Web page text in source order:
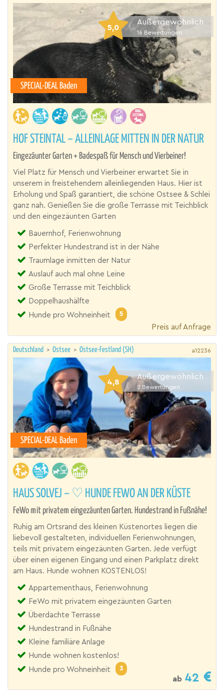
5,0
Außergewöhnlich
16 Bewertungen
SPECIAL-DEAL Baden
HOF STEINTAL – ALLEINLAGE MITTEN IN DER NATUR
Eingezäunter Garten + Badespaß für Mensch und Vierbeiner!
Viel Platz für Mensch und Vierbeiner erwartet Sie in
unserem in freistehendem alleinliegenden Haus. Hier ist
Erholung und Spaß garantiert, die schöne Ostsee & Schlei
ganz nah. Genießen Sie die große Terrasse mit Teichblick
und den eingezäunten Garten
Bauernhof, Ferienwohnung
Perfekter Hundestrand ist in der Nähe
Traumlage inmitten der Natur
Auslauf auch mal ohne Leine
Große Terrasse mit Teichblick
Doppelhaushälfte
Hunde pro Wohneinheit
5
Preis auf Anfrage
Deutschland > Ostsee > Ostsee-Festland (SH) a12236
4,8
Außergewöhnlich
2 Bewertungen
SPECIAL-DEAL Baden
HAUS SOLVEJ – ♡ HUNDE FEWO AN DER KÜSTE
FeWo mit privatem eingezäunten Garten. Hundestrand in Fußnähe!
Ruhig am Ortsrand des kleinen Küstenortes liegen die
liebevoll gestalteten, individuellen Ferienwohnungen,
teils mit privatem eingezäunten Garten. Jede verfügt
über einen eigenen Eingang und einen Parkplatz direkt
am Haus. Hunde wohnen KOSTENLOS!
Appartementhaus, Ferienwohnung
FeWo mit privatem eingezäunten Garten
Überdachte Terrasse
Hundestrand in Fußnähe
Kleine familiäre Anlage
Hunde wohnen kostenlos!
Hunde pro Wohneinheit
3
ab 42